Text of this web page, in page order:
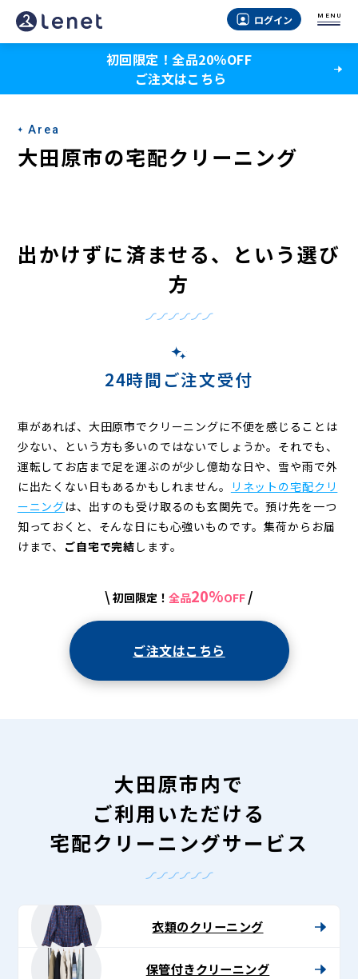
大
田
市
の
宅
リ
ー
ログイン MENU
初回限定！全品20％OFF
ご注文はこちら
Area
大田原市の宅配クリーニング
出かけずに済ませる、という選び
方
24時間ご注文受付
車があれば、大田原市でクリーニングに不便を感じることは
少ない、という方も多いのではないでしょうか。それでも、
運転してお店まで足を運ぶのが少し億劫な日や、雪や雨で外
に出たくない日もあるかもしれません。
リネットの宅配クリ
ーニングは、出すのも受け取るのも玄関先で。預け先を一つ
知っておくと、そんな日にも心強いものです。集荷からお届
けまで、 ご自宅で完結 します。
\ 初回限定！ 全品20%OFF /
ご注文はこちら
大田原市内で
ご利用いただける
宅配クリーニングサービス
衣類のクリーニング
保管付きクリーニング